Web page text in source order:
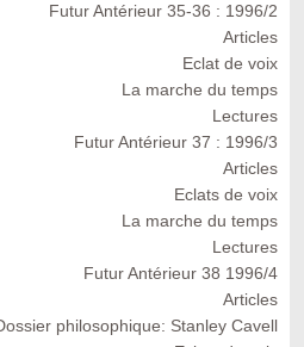
Futur Antérieur 35-36 : 1996/2
Articles
Eclat de voix
La marche du temps
Lectures
Futur Antérieur 37 : 1996/3
Articles
Eclats de voix
La marche du temps
Lectures
Futur Antérieur 38 1996/4
Articles
philosophique: Stanley Cavell